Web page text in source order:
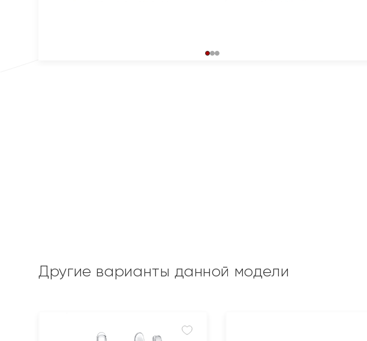
Другие варианты данной модели